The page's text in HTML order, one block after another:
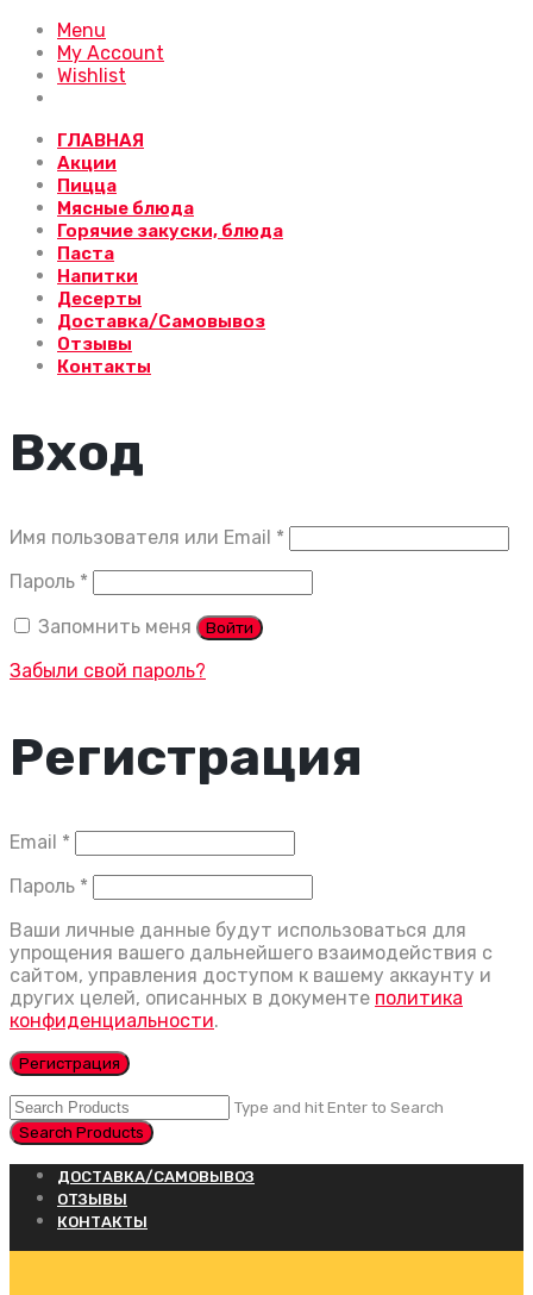
Menu
My Account
Wishlist
ГЛАВНАЯ
Акции
Пицца
Мясные блюда
Горячие закуски, блюда
Паста
Напитки
Десерты
Доставка/Самовывоз
Отзывы
Контакты
Вход
Имя пользователя или Email *
Пароль *
Запомнить меня Войти
Забыли свой пароль?
Регистрация
Email *
Пароль *
Ваши личные данные будут использоваться для
упрощения вашего дальнейшего взаимодействия с
сайтом, управления доступом к вашему аккаунту и
других целей, описанных в документе политика
конфиденциальности.
Регистрация
Type and hit Enter to Search
ДОСТАВКА/САМОВЫВОЗ
ОТЗЫВЫ
КОНТАКТЫ